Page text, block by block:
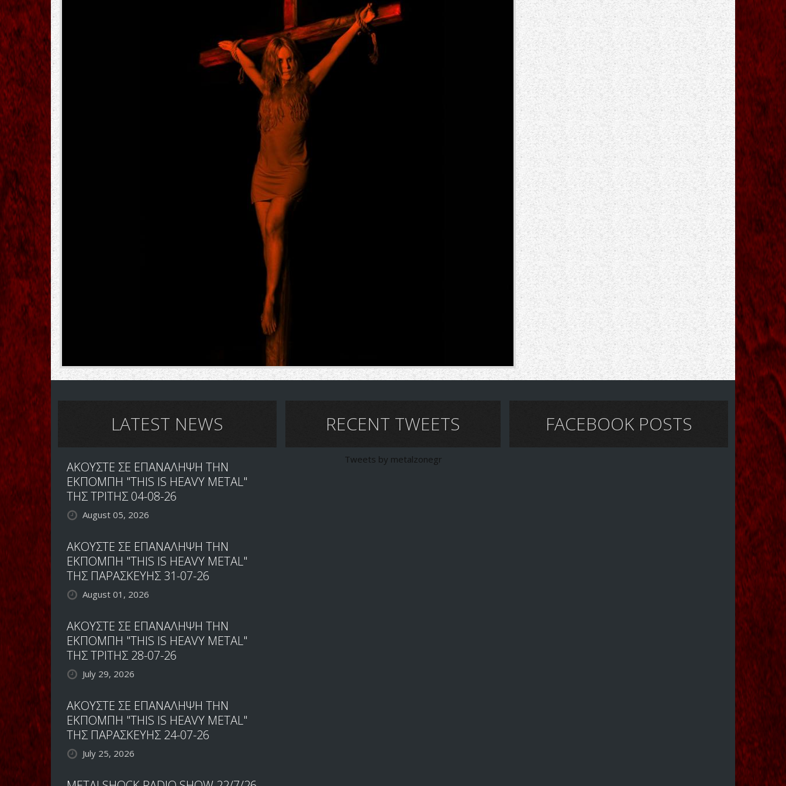
LATEST NEWS
ΑΚΟΥΣΤΕ ΣΕ ΕΠΑΝΑΛΗΨΗ ΤΗΝ
ΕΚΠΟΜΠΗ "THIS IS HEAVY METAL"
ΤΗΣ ΤΡΙΤΗΣ 04-08-26
August 05, 2026
ΑΚΟΥΣΤΕ ΣΕ ΕΠΑΝΑΛΗΨΗ ΤΗΝ
ΕΚΠΟΜΠΗ "THIS IS HEAVY METAL"
ΤΗΣ ΠΑΡΑΣΚΕΥΗΣ 31-07-26
August 01, 2026
ΑΚΟΥΣΤΕ ΣΕ ΕΠΑΝΑΛΗΨΗ ΤΗΝ
ΕΚΠΟΜΠΗ "THIS IS HEAVY METAL"
ΤΗΣ ΤΡΙΤΗΣ 28-07-26
July 29, 2026
ΑΚΟΥΣΤΕ ΣΕ ΕΠΑΝΑΛΗΨΗ ΤΗΝ
ΕΚΠΟΜΠΗ "THIS IS HEAVY METAL"
ΤΗΣ ΠΑΡΑΣΚΕΥΗΣ 24-07-26
July 25, 2026
RECENT TWEETS
Tweets by metalzonegr
FACEBOOK POSTS